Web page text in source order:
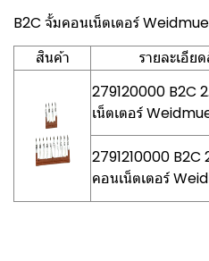
B2C จั้มคอนเน็ตเตอร์
สินค้า
รายละเอีย
279120000 B2C
เน็ตเตอร์
2791210000 B2C
คอนเน็ตเตอร์